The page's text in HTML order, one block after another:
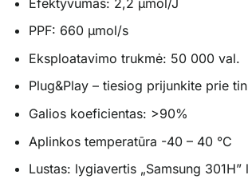
PPF: 660 µmol/s
Eksploatavimo trukmė: 50 000 val.
Plug&Play – tiesiog prijunkite prie
Galios koeficientas: >90%
Aplinkos temperatūra -40 – 40 °C
Lustas: lygiavertis „Samsung 301H”